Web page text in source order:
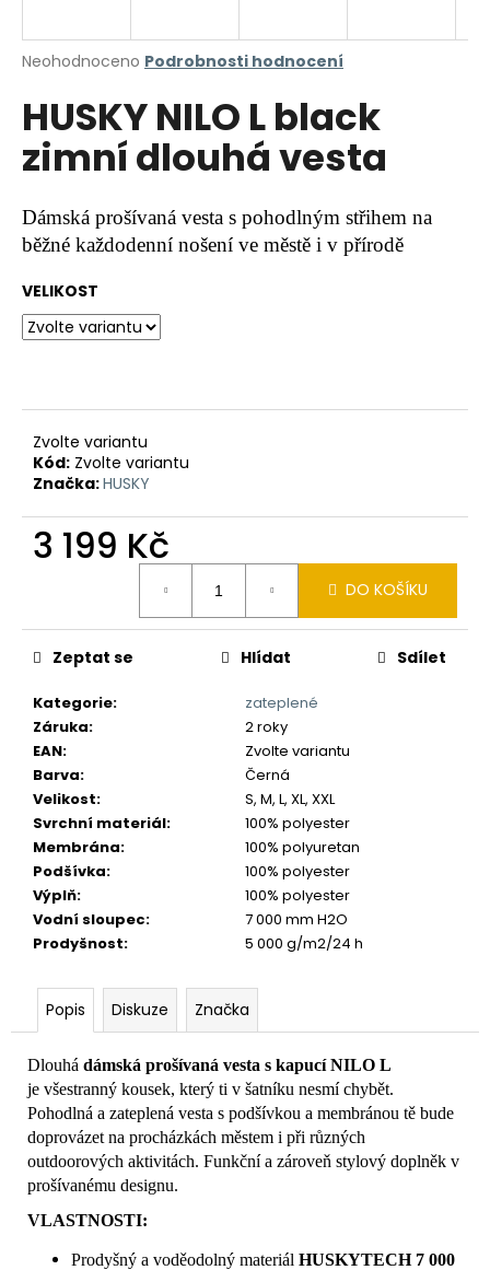
Průměrné
produktu
je
0,0
z
hvězdiček.
Neohodnoceno Podrobnosti hodnocení
HUSKY NILO L black
zimní dlouhá vesta
Dámská prošívaná vesta s pohodlným střihem na
běžné každodenní nošení ve městě i v přírodě
VELIKOST
Zvolte variantu
Kód: Zvolte variantu
Značka:HUSKY
3 199 Kč
DO KOŠÍKU
Kategorie:
zateplené
Záruka:
2 roky
EAN:
Zvolte variantu
Barva:
Černá
Velikost:
S, M, L, XL, XXL
Svrchní materiál:
100% polyester
Membrána:
100% polyuretan
Podšívka:
100% polyester
Výplň:
100% polyester
Vodní sloupec:
7 000 mm H2O
Prodyšnost: 5 000 g/m2/24 h
Zeptat se Hlídat Sdílet
Popis Diskuze Značka
Dlouhá dámská prošívaná vesta s kapucí NILO L
je všestranný kousek, který ti v šatníku nesmí chybět.
Pohodlná a zateplená vesta s podšívkou a membránou tě bude
doprovázet na procházkách městem i při různých
outdoorových aktivitách. Funkční a zároveň stylový doplněk v
prošívanému designu.
VLASTNOSTI:
Prodyšný a voděodolný materiál HUSKYTECH 7 000
j
t
?
HLEDAT
D
u
č
u